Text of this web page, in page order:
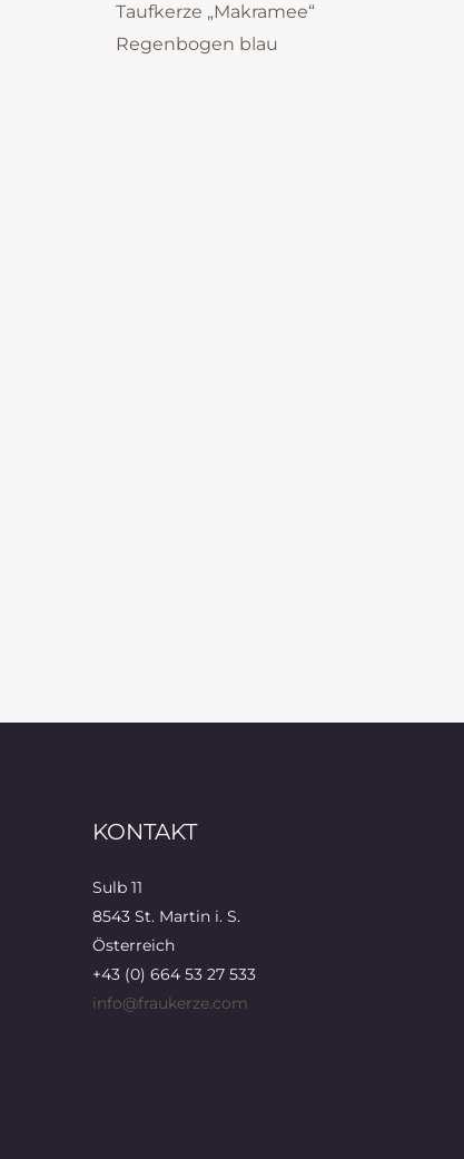
Taufkerze „Makramee“
Regenbogen blau
KONTAKT
Sulb 11
8543 St. Martin i. S.
Österreich
+43 (0) 664 53 27 533
info@fraukerze.com